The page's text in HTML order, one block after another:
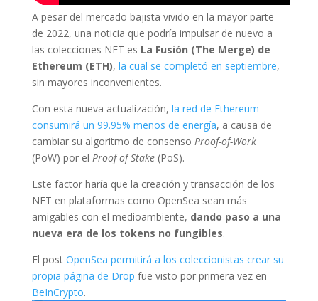
A pesar del mercado bajista vivido en la mayor parte
de 2022, una noticia que podría impulsar de nuevo a
las colecciones NFT es La Fusión (The Merge) de
Ethereum (ETH), la cual se completó en septiembre,
sin mayores inconvenientes.
Con esta nueva actualización, la red de Ethereum
consumirá un 99.95% menos de energía, a causa de
cambiar su algoritmo de consenso Proof-of-Work
(PoW) por el Proof-of-Stake(PoS).
Este factor haría que la creación y transacción de los
NFT en plataformas como OpenSea sean más
amigables con el medioambiente, dando paso a una
nueva era de los tokens no fungibles.
El post OpenSea permitirá a los coleccionistas crear su
propia página de Drop fue visto por primera vez en
BeInCrypto.